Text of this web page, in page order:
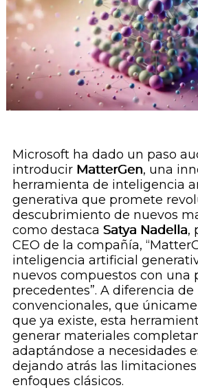
Microsoft ha dado un paso
introducir MatterGen, una
herramienta de inteligencia
generativa que promete
descubrimiento de nuevos
como destaca Satya Nadella,
CEO de la compañía,
inteligencia artificial
nuevos compuestos con una
precedentes”. A diferencia
convencionales, que
que ya existe, esta
generar materiales
adaptándose a necesidades
dejando atrás las
enfoques clásicos.